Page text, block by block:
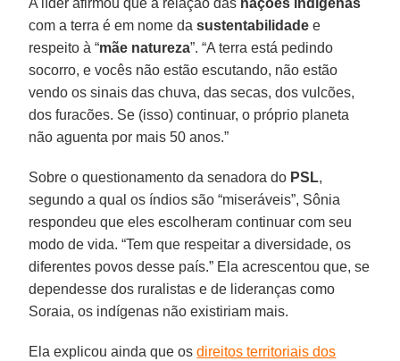
com a terra é em nome dasustentabilidade e
respeito à “mãe natureza”. “A terra está pedindo
socorro, e vocês não estão escutando, não estão
vendo os sinais das chuva, das secas, dos vulcões,
dos furacões. Se (isso) continuar, o próprio planeta
não aguenta por mais 50 anos.”
Sobre o questionamento da senadora do PSL,
segundo a qual os índios são “miseráveis”, Sônia
respondeu que eles escolheram continuar com seu
modo de vida. “Tem que respeitar a diversidade, os
diferentes povos desse país.” Ela acrescentou que, se
dependesse dos ruralistas e de lideranças como
Soraia, os indígenas não existiriam mais.
Ela explicou ainda que osdireitos territoriais dos